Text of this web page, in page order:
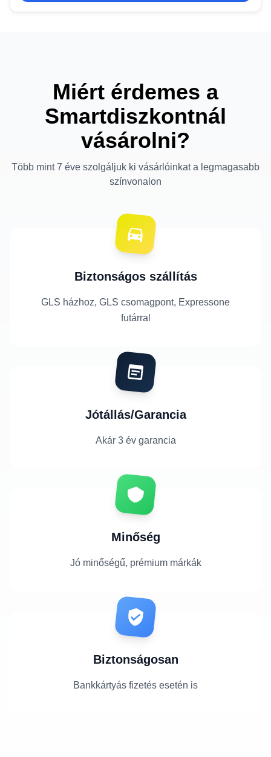
Miért érdemes a
Smartdiszkontnál
vásárolni?
Több mint 7 éve szolgáljuk ki vásárlóinkat a legmagasabb
színvonalon
Biztonságos szállítás
GLS házhoz, GLS csomagpont, Expressone
futárral
Jótállás/Garancia
Akár 3 év garancia
Minőség
Jó minőségű, prémium márkák
Biztonságosan
Bankkártyás fizetés esetén is